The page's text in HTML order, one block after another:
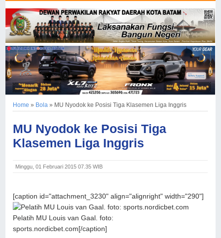
Home » Bola » MU Nyodok ke Posisi Tiga Klasemen Liga Inggris
MU Nyodok ke Posisi Tiga
Klasemen Liga Inggris
Minggu, 01 Februari 2015 07.35 WIB
[caption id="attachment_3230" align="alignright" width="290"]
Pelatih MU Louis van Gaal. foto:
sports.nordicbet.com[/caption]